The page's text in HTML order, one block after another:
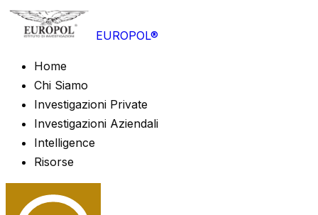
EUROPOL®
Home
Chi Siamo
Investigazioni Private
Investigazioni Aziendali
Intelligence
Risorse